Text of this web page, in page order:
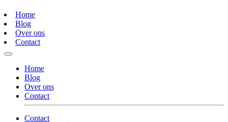
Home
Blog
Over ons
Contact
Home
Blog
Over ons
Contact
Contact